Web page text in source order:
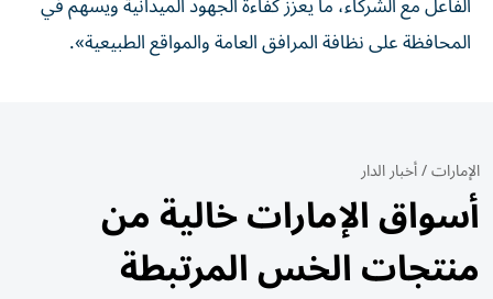
المحافظة على نظافة المرافق العامة والمواقع الطبيعية».
الإمارات/أخبار الدار
أسواق الإمارات خالية من
منتجات الخس المرتبطة